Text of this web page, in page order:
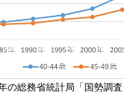
の総務省統計局「国勢調査